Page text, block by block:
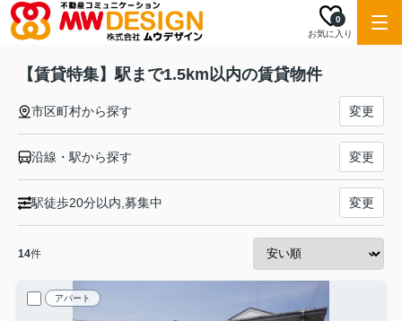
お気に入り
0
【賃貸特集】駅まで1.5km以内の賃貸物件
市区町村から探す 変更
沿線・駅から探す 変更
駅徒歩20分以内,募集中 変更
14件
アパート